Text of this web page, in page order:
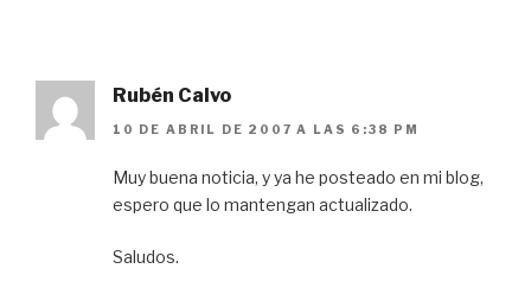
Rubén Calvo
10 DE ABRIL DE 2007 A LAS 6:38 PM
Muy buena noticia, y ya he posteado en mi blog,
espero que lo mantengan actualizado.
Saludos.